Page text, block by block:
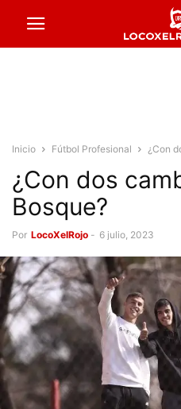
Inicio Fútbol Profesional ¿Con
¿Con dos
Bosque?
Por LocoXelRojo - 6 julio, 2023